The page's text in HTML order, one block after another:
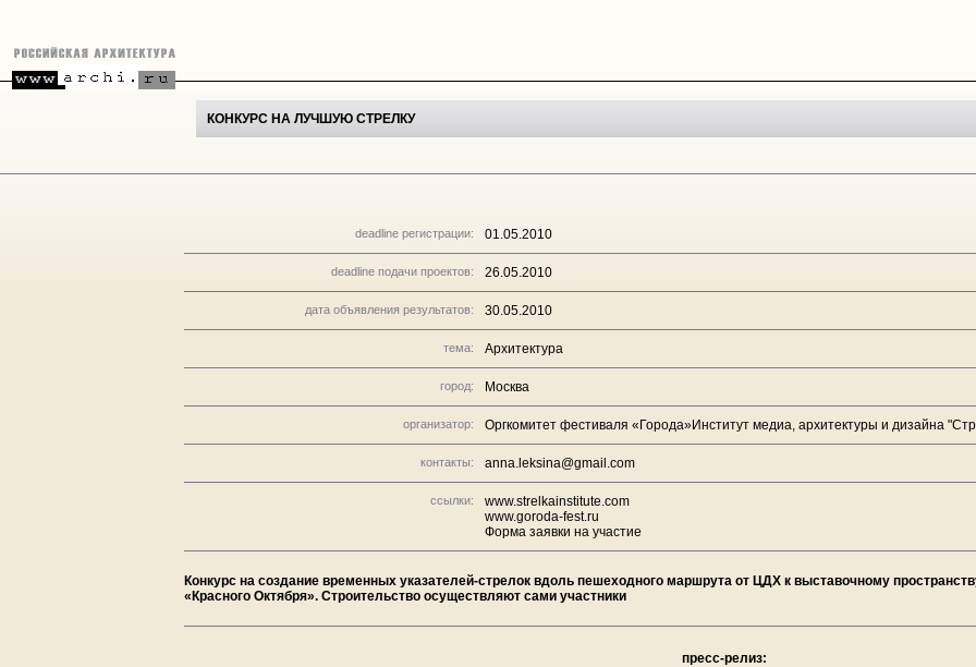
КОНКУРС НА ЛУЧШУЮ СТРЕЛКУ
deadline регистрации: 01.05.2010
deadline подачи проектов: 26.05.2010
дата объявления результатов: 30.05.2010
тема: Архитектура
город: Москва
организатор: Оргкомитет фестиваля «Города»Институт медиа, архитектуры и дизайна
контакты: anna.leksina@gmail.com
ссылки:
www.strelkainstitute.com
www.goroda-fest.ru
Форма заявки на участие
Конкурс на создание временных указателей-стрелок вдоль пешеходного маршрута от ЦДХ к выставочному
«Красного Октября». Строительство осуществляют сами участники
пресс-релиз: